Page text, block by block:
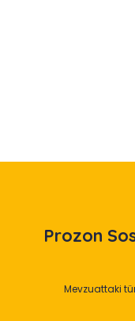
Prozon
Mevzuattaki